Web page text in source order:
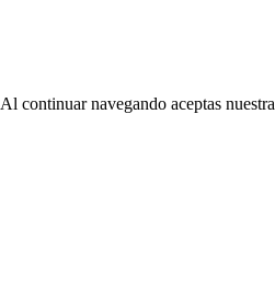
continuar navegando aceptas nuestra